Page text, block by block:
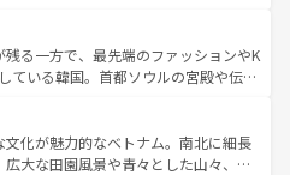
も充実しており、サーフィンやダイ
ど、アウトドア好きにはたまらな
多彩な魅力を存分に味わいつくそ
帯である台湾東部など、都市の喧騒
存しており、訪れる人に新しい発見と
る。また、奥深い台湾の食文化も魅
イーツなど、バラエティ豊かな料理
。 なお、新着の台湾情報は コンテンツ一覧を参
残る一方で、最先端のファッションやK
ている韓国。首都ソウルの宮殿や伝統
ば四季折々の自然美を楽しむことが
ムチや焼肉、絶品のストリートフード
国料理が待っている。夜には、韓国な
文化が魅力的なベトナム。南北に細長
広大な田園風景や青々とした山々、世